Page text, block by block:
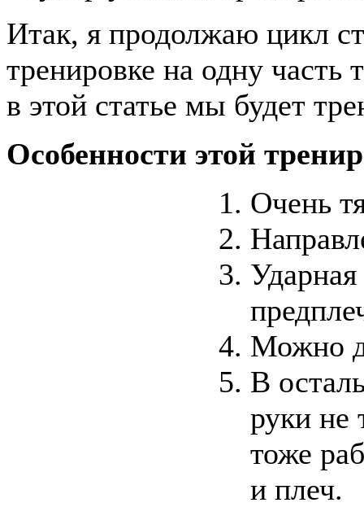
Итак, я продолжаю цикл
тренировке на одну
в этой статье мы будет
Особенности этой
Очень
Можно
В
руки не
тоже
и плеч.